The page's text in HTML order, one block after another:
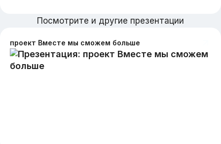
Посмотрите и другие презентации
проект Вместе мы сможем больше